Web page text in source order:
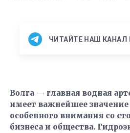
ЧИТАЙТЕ НАШ КАНАЛ В
Волга — главная водная
имеет важнейшее значение
особенного внимания со
бизнеса и общества.